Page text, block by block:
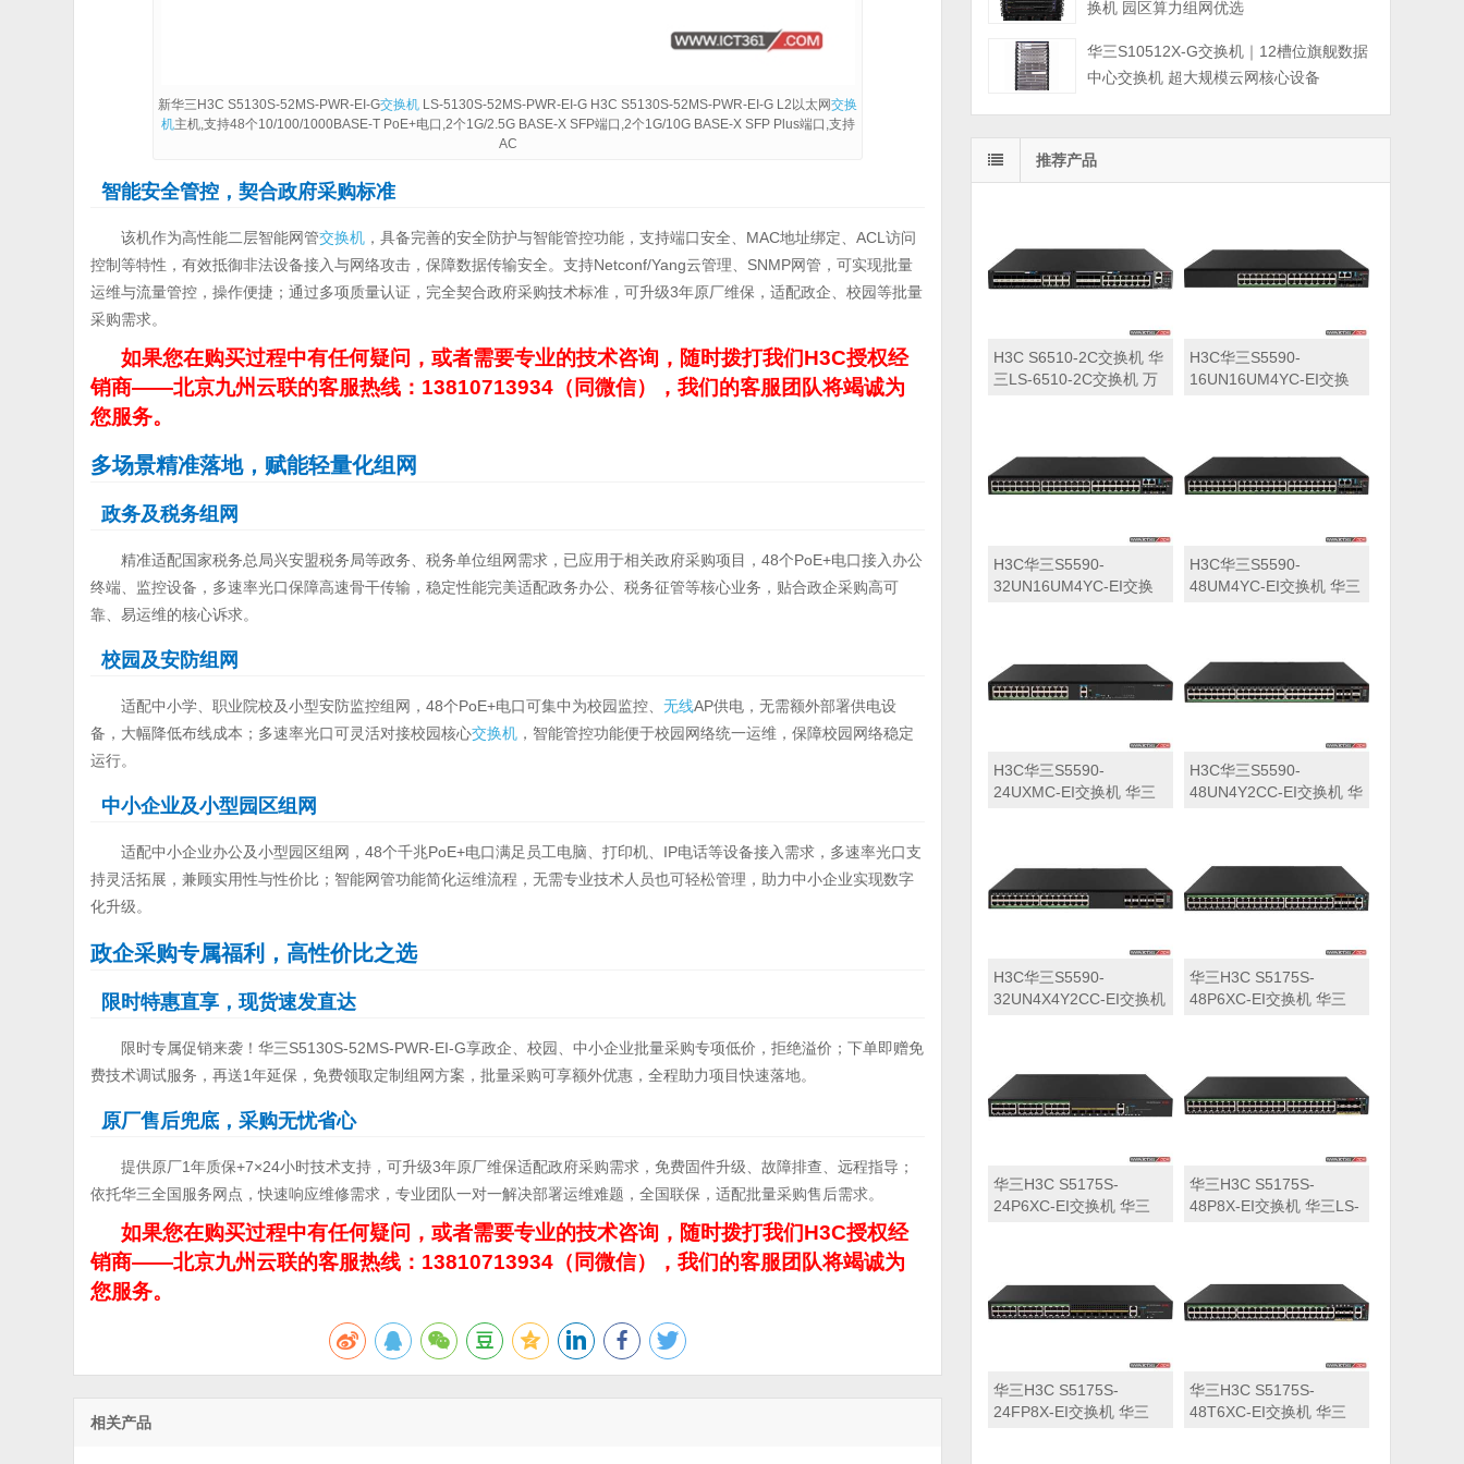
新华三H3C S5130S-52MS-PWR-EI-G交换机 LS-5130S-52MS-PWR-EI-G H3C S5130S-52MS-PWR-EI-G L2以太网交换
机主机,支持48个10/100/1000BASE-T PoE+电口,2个1G/2.5G BASE-X SFP端口,2个1G/10G BASE-X SFP Plus端口,支持
AC
智能安全管控，契合政府采购标准
该机作为高性能二层智能网管交换机 ，具备完善的安全防护与智能管控功能，支持端口安全、MAC地址绑定、ACL访问
控制等特性，有效抵御非法设备接入与网络攻击，保障数据传输安全。支持Netconf/Yang云管理、SNMP网管，可实现批量
运维与流量管控，操作便捷；通过多项质量认证，完全契合政府采购技术标准，可升级3年原厂维保，适配政企、校园等批量
采购需求。
如果您在购买过程中有任何疑问，或者需要专业的技术咨询，随时拨打我们H3C授权经
销商——北京九州云联的客服热线：13810713934（同微信），我们的客服团队将竭诚为
您服务。
多场景精准落地，赋能轻量化组网
政务及税务组网
精准适配国家税务总局兴安盟税务局等政务、税务单位组网需求，已应用于相关政府采购项目，48个PoE+电口接入办公
终端、监控设备，多速率光口保障高速骨干传输，稳定性能完美适配政务办公、税务征管等核心业务，贴合政企采购高可
靠、易运维的核心诉求。
校园及安防组网
适配中小学、职业院校及小型安防监控组网，48个PoE+电口可集中为校园监控、无线AP供电，无需额外部署供电设
备，大幅降低布线成本；多速率光口可灵活对接校园核心交换机 ，智能管控功能便于校园网络统一运维，保障校园网络稳定
运行。
中小企业及小型园区组网
适配中小企业办公及小型园区组网，48个千兆PoE+电口满足员工电脑、打印机、IP电话等设备接入需求，多速率光口支
持灵活拓展，兼顾实用性与性价比；智能网管功能简化运维流程，无需专业技术人员也可轻松管理，助力中小企业实现数字
化升级。
政企采购专属福利，高性价比之选
限时特惠直享，现货速发直达
限时专属促销来袭！华三S5130S-52MS-PWR-EI-G享政企、校园、中小企业批量采购专项低价，拒绝溢价；下单即赠免
费技术调试服务，再送1年延保，免费领取定制组网方案，批量采购可享额外优惠，全程助力项目快速落地。
原厂售后兜底，采购无忧省心
提供原厂1年质保+7×24小时技术支持，可升级3年原厂维保适配政府采购需求，免费固件升级、故障排查、远程指导；
依托华三全国服务网点，快速响应维修需求，专业团队一对一解决部署运维难题，全国联保，适配批量采购售后需求。
如果您在购买过程中有任何疑问，或者需要专业的技术咨询，随时拨打我们H3C授权经
销商——北京九州云联的客服热线：13810713934（同微信），我们的客服团队将竭诚为
您服务。
相关产品
换机 园区算力组网优选
华三S10512X-G交换机｜12槽位旗舰数据
中心交换机 超大规模云网核心设备
推荐产品
H3C S6510-2C交换机 华
三LS-6510-2C交换机 万
H3C华三S5590-
16UN16UM4YC-EI交换
H3C华三S5590-
32UN16UM4YC-EI交换
H3C华三S5590-
48UM4YC-EI交换机 华三
H3C华三S5590-
24UXMC-EI交换机 华三
H3C华三S5590-
48UN4Y2CC-EI交换机 华
H3C华三S5590-
32UN4X4Y2CC-EI交换机
华三H3C S5175S-
48P6XC-EI交换机 华三
华三H3C S5175S-
24P6XC-EI交换机 华三
华三H3C S5175S-
48P8X-EI交换机 华三LS-
华三H3C S5175S-
24FP8X-EI交换机 华三
华三H3C S5175S-
48T6XC-EI交换机 华三